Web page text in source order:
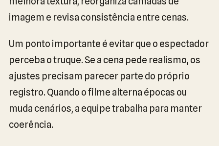
imagem e revisa consistência entre cenas.
Um ponto importante é evitar que o espectador
perceba o truque. Se a cena pede realismo, os
ajustes precisam parecer parte do próprio
registro. Quando o filme alterna épocas ou
muda cenários, a equipe trabalha para manter
coerência.